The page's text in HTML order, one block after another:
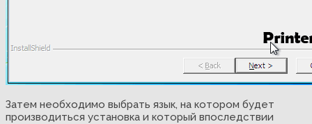
Затем необходимо выбрать язык, на котором будет
производиться установка и который впоследствии